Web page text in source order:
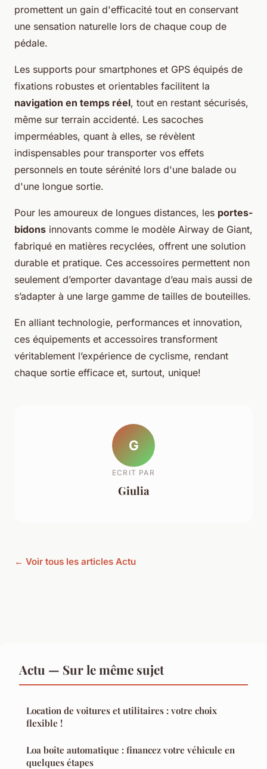
promettent un gain d'efficacité tout en conservant
une sensation naturelle lors de chaque coup de
pédale.
Les supports pour smartphones et GPS équipés de
fixations robustes et orientables facilitent la
navigation en temps réel, tout en restant sécurisés,
même sur terrain accidenté. Les sacoches
imperméables, quant à elles, se révèlent
indispensables pour transporter vos effets
personnels en toute sérénité lors d'une balade ou
d'une longue sortie.
Pour les amoureux de longues distances, les portes-
bidons innovants comme le modèle Airway de Giant,
fabriqué en matières recyclées, offrent une solution
durable et pratique. Ces accessoires permettent non
seulement d’emporter davantage d’eau mais aussi de
s’adapter à une large gamme de tailles de bouteilles.
En alliant technologie, performances et innovation,
ces équipements et accessoires transforment
véritablement l’expérience de cyclisme, rendant
chaque sortie efficace et, surtout, unique!
G
ECRIT PAR
Giulia
← Voir tous les articles Actu
Actu — Sur le même sujet
Location de voitures et utilitaires : votre choix
flexible !
Loa boîte automatique : financez votre véhicule en
quelques étapes